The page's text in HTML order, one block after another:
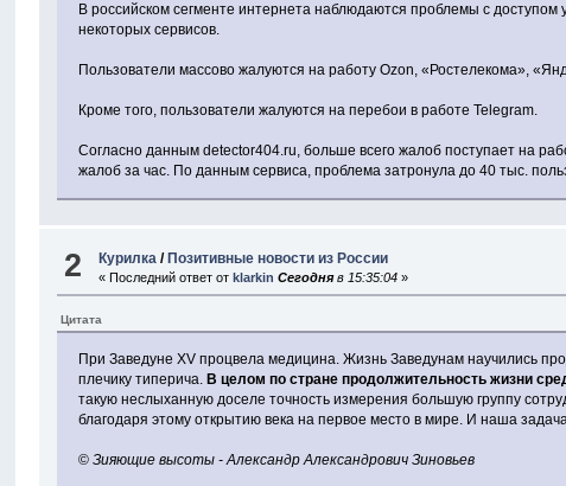
В российском сегменте интернета наблюдаются проблемы с
некоторых сервисов.
Пользователи массово жалуются на работу Ozon, «Ростелекома»,
Кроме того, пользователи жалуются на перебои в работе Telegram.
Согласно данным detector404.ru, больше всего жалоб поступает на
жалоб за час. По данным сервиса, проблема затронула до 40 тыс.
2 Курилка/ Позитивные новости из России
« Последний ответ от klarkin Сегодняв 15:35:04»
Цитата
При Заведуне XV процвела медицина. Жизнь Заведунам научились
плечику типерича. В целом по стране продолжительность жизни
такую неслыханную доселе точность измерения большую группу
благодаря этому открытию века на первое место в мире. И наша
© Зияющие высоты - Александр Александрович Зиновьев